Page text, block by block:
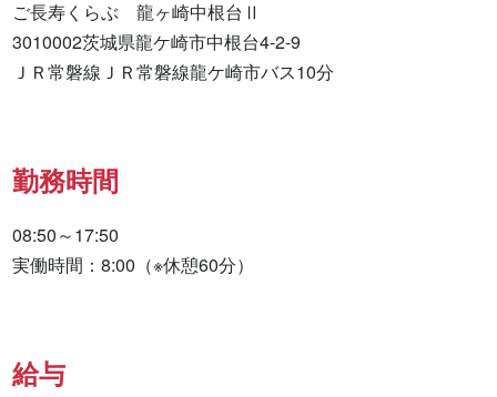
ご長寿くらぶ　龍ヶ崎中根台Ⅱ
3010002茨城県龍ケ崎市中根台4-2-9
ＪＲ常磐線ＪＲ常磐線龍ケ崎市バス10分
勤務時間
08:50～17:50
実働時間：8:00（※休憩60分）
給与